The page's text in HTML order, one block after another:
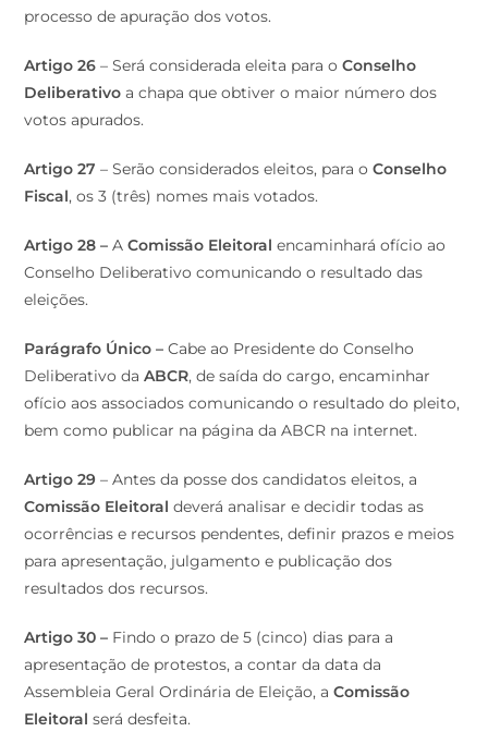
processo de apuração dos votos.
Artigo 26 – Será considerada eleita para oConselho
Deliberativo a chapa que obtiver o maior número dos
votos apurados.
Artigo 27 – Serão considerados eleitos, para oConselho
Fiscal, os 3 (três) nomes mais votados.
Artigo 28 – AComissão Eleitoral encaminhará ofício ao
Conselho Deliberativo comunicando o resultado das
eleições.
Parágrafo Único – Cabe ao Presidente do Conselho
Deliberativo daABCR, de saída do cargo, encaminhar
ofício aos associados comunicando o resultado do pleito,
bem como publicar na página da ABCR na internet.
Artigo 29– Antes da posse dos candidatos eleitos, a
Comissão Eleitoral deverá analisar e decidir todas as
ocorrências e recursos pendentes, definir prazos e meios
para apresentação, julgamento e publicação dos
resultados dos recursos.
Artigo 30 – Findo o prazo de 5 (cinco) dias para a
apresentação de protestos, a contar da data da
Assembleia Geral Ordinária de Eleição, aComissão
Eleitoral será desfeita.